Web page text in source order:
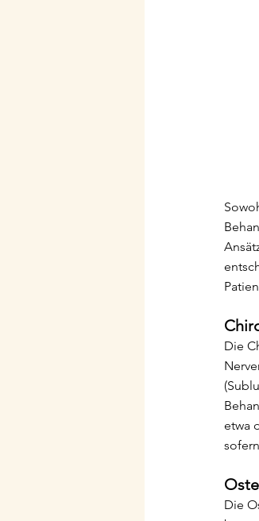
Die
etwa
Die